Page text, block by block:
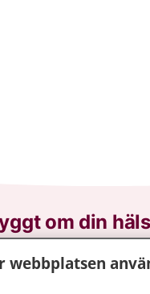
om din
du råd om hälsa och
vilka mottagningar
webbplatsen